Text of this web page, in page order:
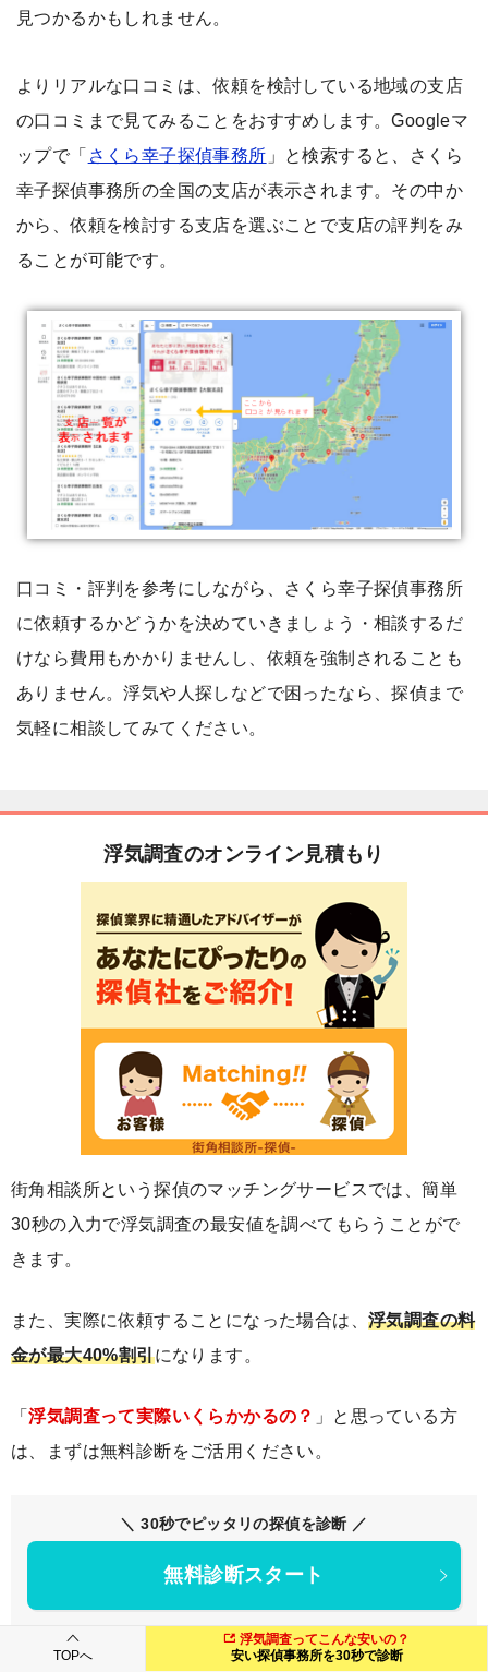
見つかるかもしれません。
よりリアルな口コミは、依頼を検討している地域の支店
の口コミまで見てみることをおすすめします。Googleマ
ップで「 さくら幸子探偵事務所 」と検索すると、さくら
幸子探偵事務所の全国の支店が表示されます。その中か
から、依頼を検討する支店を選ぶことで支店の評判をみ
ることが可能です。
口コミ・評判を参考にしながら、さくら幸子探偵事務所
に依頼するかどうかを決めていきましょう・相談するだ
けなら費用もかかりませんし、依頼を強制されることも
ありません。浮気や人探しなどで困ったなら、探偵まで
気軽に相談してみてください。
浮気調査のオンライン見積もり
街角相談所という探偵のマッチングサービスでは、簡単
30秒の入力で浮気調査の最安値を調べてもらうことがで
きます。
また、実際に依頼することになった場合は、 浮気調査の料
金が最大40%割引になります。
「浮気調査って実際いくらかかるの？ 」と思っている方
は、まずは無料診断をご活用ください。
＼ 30秒でピッタリの探偵を診断 ／
無料診断スタート
TOPへ
浮気調査ってこんな安いの？
安い探偵事務所を30秒で診断